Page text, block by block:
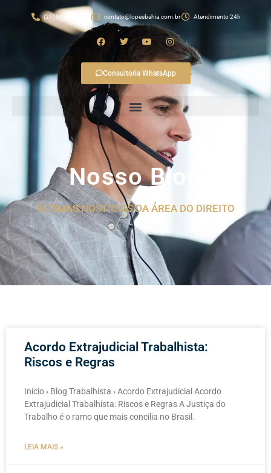
(21) 99982-4874 contato@lopesbahia.com.br Atendimento 24h
Consultoria WhatsApp
Nosso Blog
ÚLTIMAS NOSTÍCIAS DA ÁREA DO DIREITO
Acordo Extrajudicial Trabalhista:
Riscos e Regras
Início › Blog Trabalhista › Acordo Extrajudicial Acordo
Extrajudicial Trabalhista: Riscos e Regras A Justiça do
Trabalho é o ramo que mais concilia no Brasil.
LEIA MAIS »